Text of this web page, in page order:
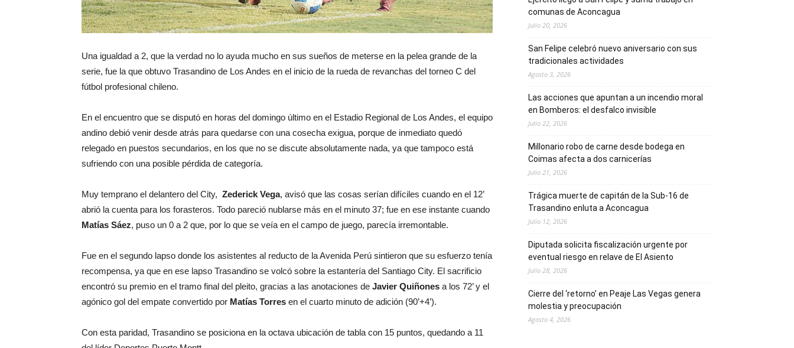
Una igualdad a 2, que la verdad no lo ayuda mucho en sus sueños de meterse en la pelea grande de la
serie, fue la que obtuvo Trasandino de Los Andes en el inicio de la rueda de revanchas del torneo C del
fútbol profesional chileno.
En el encuentro que se disputó en horas del domingo último en el Estadio Regional de Los Andes, el equipo
andino debió venir desde atrás para quedarse con una cosecha exigua, porque de inmediato quedó
relegado en puestos secundarios, en los que no se discute absolutamente nada, ya que tampoco está
sufriendo con una posible pérdida de categoría.
Muy temprano el delantero del City, Zederick Vega, avisó que las cosas serían difíciles cuando en el 12’
abrió la cuenta para los forasteros. Todo pareció nublarse más en el minuto 37; fue en ese instante cuando
Matías Sáez, puso un 0 a 2 que, por lo que se veía en el campo de juego, parecía irremontable.
Fue en el segundo lapso donde los asistentes al reducto de la Avenida Perú sintieron que su esfuerzo tenía
recompensa, ya que en ese lapso Trasandino se volcó sobre la estantería del Santiago City. El sacrificio
encontró su premio en el tramo final del pleito, gracias a las anotaciones de Javier Quiñones a los 72’ y el
agónico gol del empate convertido por Matías Torres en el cuarto minuto de adición (90’+4’).
Con esta paridad, Trasandino se posiciona en la octava ubicación de tabla con 15 puntos, quedando a 11
comunas de Aconcagua
Julio 20, 2026
San Felipe celebró nuevo aniversario con sus
tradicionales actividades
Agosto 3, 2026
Las acciones que apuntan a un incendio moral
en Bomberos: el desfalco invisible
Julio 22, 2026
Millonario robo de carne desde bodega en
Coimas afecta a dos carnicerías
Julio 21, 2026
Trágica muerte de capitán de la Sub-16 de
Trasandino enluta a Aconcagua
Julio 12, 2026
Diputada solicita fiscalización urgente por
eventual riesgo en relave de El Asiento
Julio 28, 2026
Cierre del ‘retorno’ en Peaje Las Vegas genera
molestia y preocupación
Agosto 4, 2026